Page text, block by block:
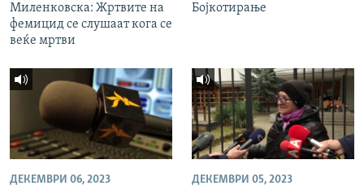
Миленковска: Жртвите на
фемицид се слушаат кога се
веќе мртви
Бојкотирање
ДЕКЕМВРИ 06, 2023 ДЕКЕМВРИ 05, 2023